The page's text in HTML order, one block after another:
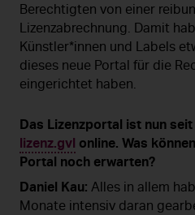
Berechtigten von einer
Lizenzabrechnung. Damit
Künstler*innen und Labels
dieses neue Portal für die
eingerichtet haben.
Das Lizenzportal ist nun
lizenz.gvl online. Was
Portal noch erwarten?
Daniel Kau: Alles in allem
Monate intensiv daran